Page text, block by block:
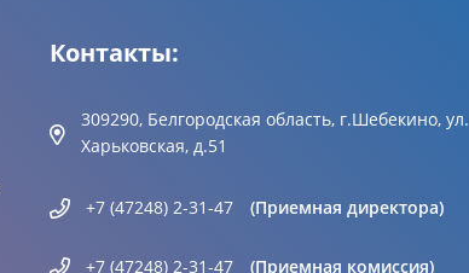
Контакты:
309290, Белгородская область, г.Шебекино, ул.
Харьковская, д.51
+7 (47248) 2-31-47 (Приемная директора)
+7 (47248) 2-31-47 (Приемная комиссия)